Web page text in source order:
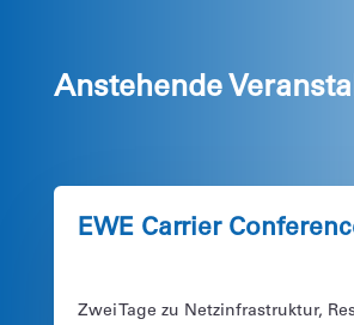
Anstehende
EWE Carrier
Zwei Tage zu Netzinfrastruktur,